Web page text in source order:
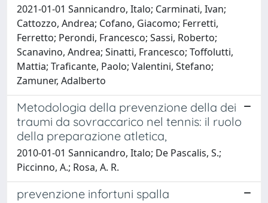
2021-01-01 Sannicandro, Italo; Carminati, Ivan;
Cattozzo, Andrea; Cofano, Giacomo; Ferretti,
Ferretto; Perondi, Francesco; Sassi, Roberto;
Scanavino, Andrea; Sinatti, Francesco; Toffolutti,
Mattia; Traficante, Paolo; Valentini, Stefano;
Zamuner, Adalberto
Metodologia della prevenzione della dei
traumi da sovraccarico nel tennis: il ruolo
della preparazione atletica,
2010-01-01 Sannicandro, Italo; De Pascalis, S.;
Piccinno, A.; Rosa, A. R.
prevenzione infortuni spalla